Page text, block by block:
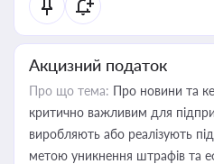
Акцизний податок
Про що тема: Про новини та
критично важливим для
виробляють або реалізують
метою уникнення штрафів та